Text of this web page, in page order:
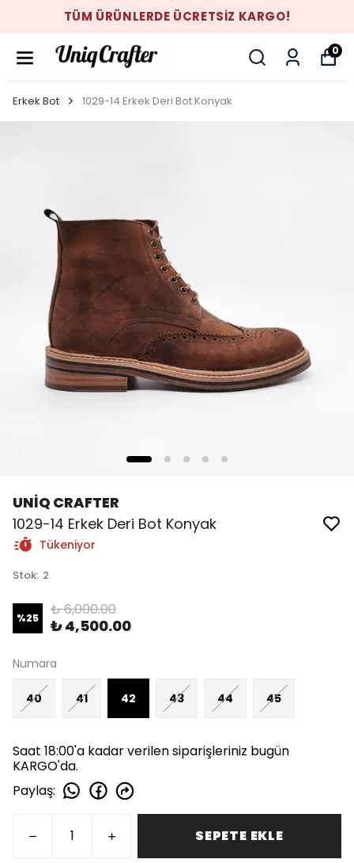
TÜM ÜRÜNLERDE ÜCRETSİZ KARGO!
0
Erkek Bot 1029-14 Erkek Deri Bot Konyak
UNİQ CRAFTER
1029-14 Erkek Deri Bot Konyak
Tükeniyor
Stok: 2
%25 ₺ 6,000.00
₺ 4,500.00
Numara
40 41 42 43 44 45
Saat 18:00'a kadar verilen siparişleriniz bugün
KARGO'da.
Paylaş:
SEPETE EKLE